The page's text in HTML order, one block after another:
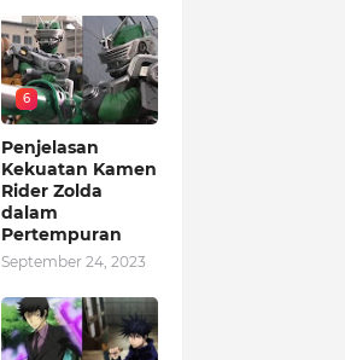
6
Penjelasan
Kekuatan Kamen
Rider Zolda
dalam
Pertempuran
September 24, 2023